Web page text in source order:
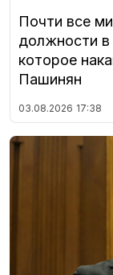
Почти все
должности в
которое
Пашинян
03.08.2026 17:38